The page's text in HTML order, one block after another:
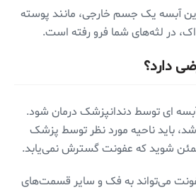
آبسه یک جسم خارجی، مانند پوسته
در لثه‌های شما فرو رفته است.
دارد؟
ای توسط دندانپزشک درمان شود.
باید ناحیه مورد نظر توسط پزشک
شوید که عفونت گسترش نمی‌یابد.
می‌تواند به فک و سایر قسمت‌های